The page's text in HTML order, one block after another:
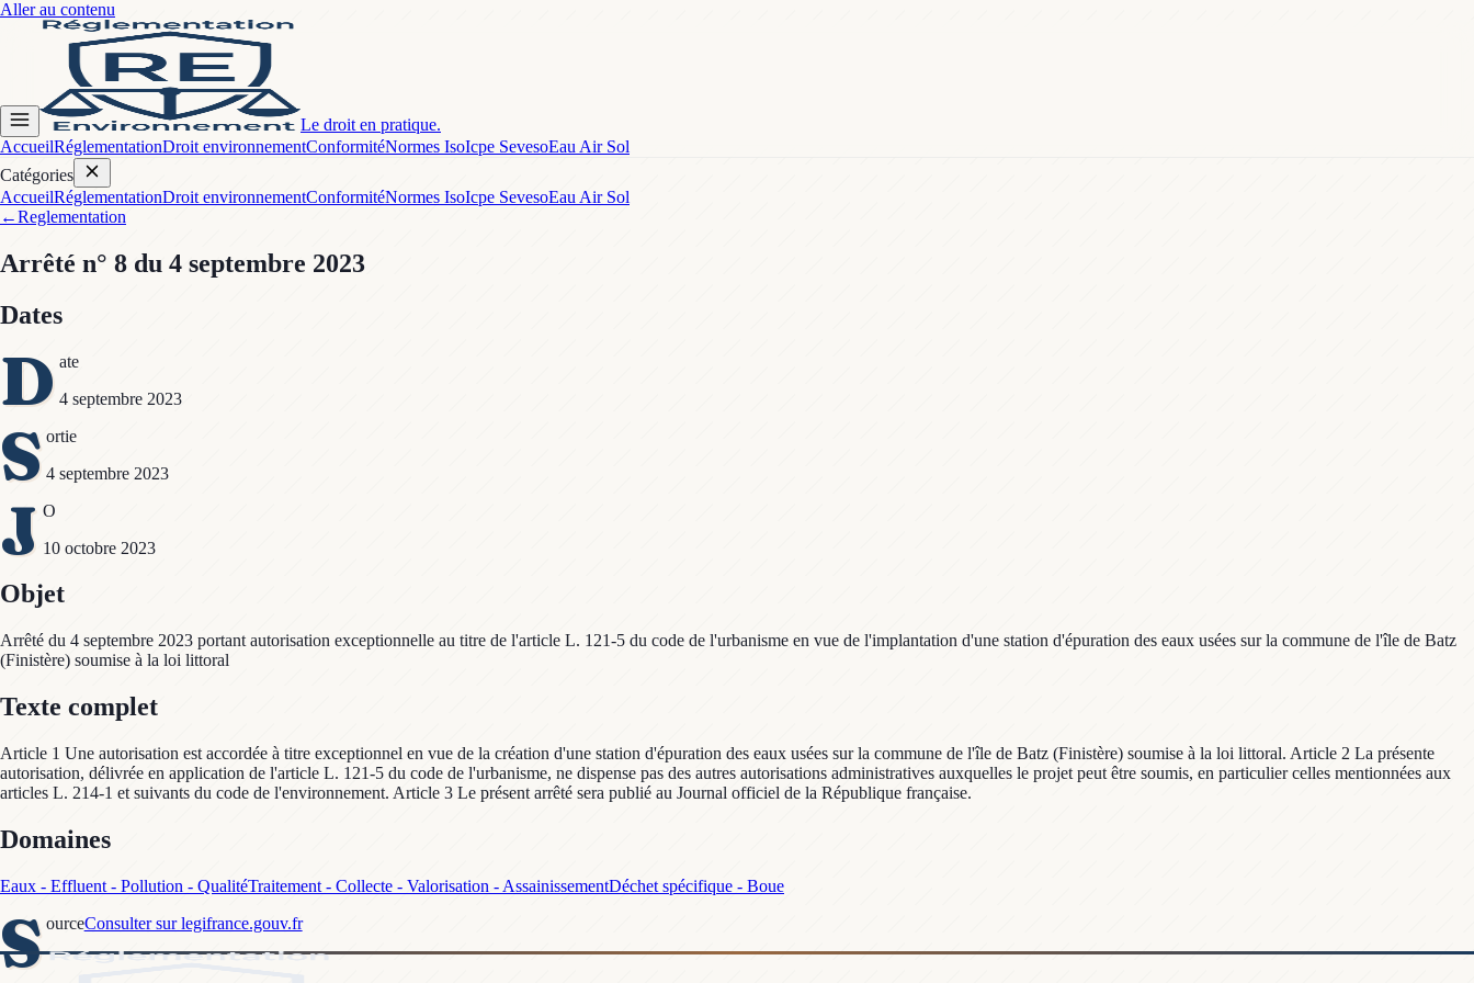
Aller au contenu
Le droit en pratique.
AccueilRéglementationDroit environnementConformitéNormes IsoIcpe SevesoEau Air Sol
Catégories
AccueilRéglementationDroit environnementConformitéNormes IsoIcpe SevesoEau Air Sol
←Reglementation
Arrêté n° 8 du 4 septembre 2023
Dates
D ate
4 septembre 2023
S ortie
4 septembre 2023
J O
10 octobre 2023
Objet
Arrêté du 4 septembre 2023 portant autorisation exceptionnelle au titre de l'article L. 121-5 du code de l'urbanisme en vue de l'implantation d'une station d'épuration des eaux usées sur la commune de l'île de Batz
(Finistère) soumise à la loi littoral
Texte complet
Article 1 Une autorisation est accordée à titre exceptionnel en vue de la création d'une station d'épuration des eaux usées sur la commune de l'île de Batz (Finistère) soumise à la loi littoral. Article 2 La présente
autorisation, délivrée en application de l'article L. 121-5 du code de l'urbanisme, ne dispense pas des autres autorisations administratives auxquelles le projet peut être soumis, en particulier celles mentionnées aux
articles L. 214-1 et suivants du code de l'environnement. Article 3 Le présent arrêté sera publié au Journal officiel de la République française.
Domaines
Eaux - Effluent - Pollution - QualitéTraitement - Collecte - Valorisation - AssainissementDéchet spécifique - Boue
S ourceConsulter sur legifrance.gouv.fr